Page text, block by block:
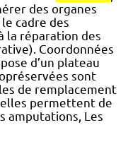
des organes
cadre des
la réparation des
Coordonnées
d’un plateau
sont
de remplacement
permettent de
amputations, Les